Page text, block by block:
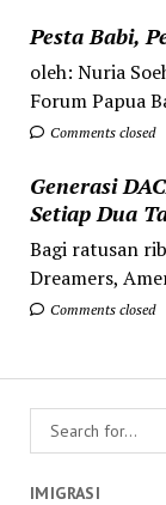
Pesta Babi,
oleh: Nuria
Forum Papua
Comments closed
Generasi
Setiap Dua
Bagi ratusan
Dreamers,
Comments closed
IMIGRASI